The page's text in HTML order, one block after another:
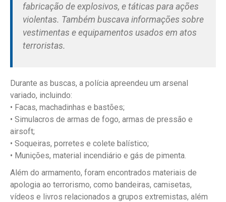
fabricação de explosivos, e táticas para ações
violentas. Também buscava informações sobre
vestimentas e equipamentos usados em atos
terroristas.
Durante as buscas, a polícia apreendeu um arsenal
variado, incluindo:
• Facas, machadinhas e bastões;
• Simulacros de armas de fogo, armas de pressão e
airsoft;
• Soqueiras, porretes e colete balístico;
• Munições, material incendiário e gás de pimenta.
Além do armamento, foram encontrados materiais de
apologia ao terrorismo, como bandeiras, camisetas,
vídeos e livros relacionados a grupos extremistas, além